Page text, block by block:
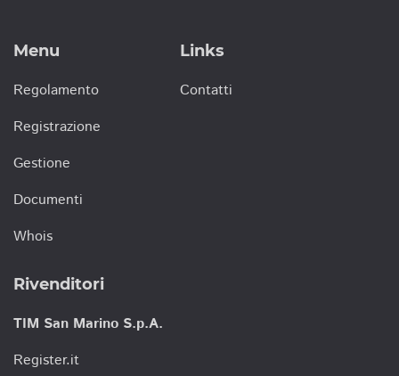
Menu
Regolamento
Registrazione
Gestione
Documenti
Whois
Links
Contatti
Rivenditori
TIM San Marino S.p.A.
Register.it